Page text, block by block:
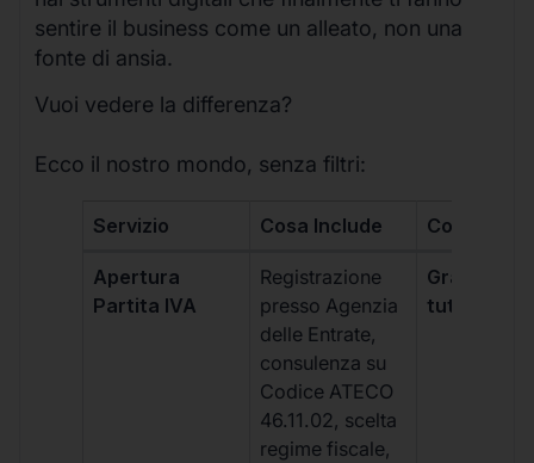
sentire il business come un alleato, non una
fonte di ansia.
Vuoi vedere la differenza?
Ecco il nostro mondo, senza filtri:
Servizio Cosa Include Costo
Apertura
Partita IVA
Registrazione
presso Agenzia
delle Entrate,
consulenza su
Codice ATECO
46.11.02, scelta
regime fiscale,
Gratis,
tutti i piani